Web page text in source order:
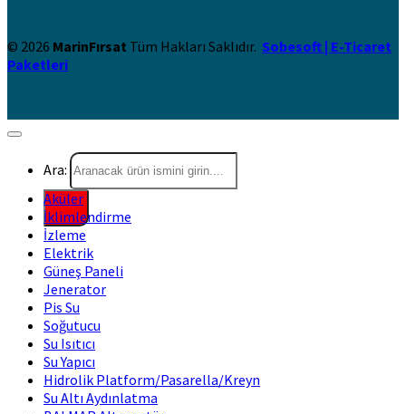
© 2026 MarinFırsat Tüm Hakları Saklıdır. Sobesoft | E-Ticaret
Paketleri
Ara:
Aküler
İklimlendirme
İzleme
Elektrik
Güneş Paneli
Jenerator
Pis Su
Soğutucu
Su Isıtıcı
Su Yapıcı
Hidrolik Platform/Pasarella/Kreyn
Su Altı Aydınlatma